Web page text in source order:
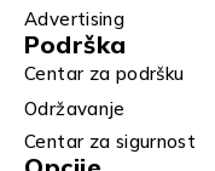
Advertising
Podrška
Centar za podršku
Održavanje
Centar za sigurnost